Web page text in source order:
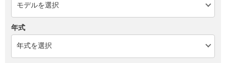
年式